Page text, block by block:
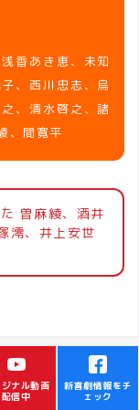
香あき恵、未知
、西川忠志、烏
、清水啓之、諸
、間寛平
曽麻綾、酒井
澪、井上安世
ジナル動画
配信中
新喜劇情報をチ
ェック